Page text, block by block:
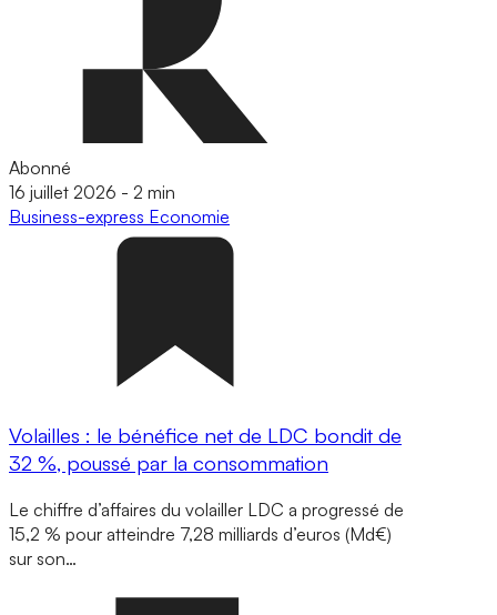
Abonné
16 juillet 2026 - 2 min
Business-express Economie
Volailles : le bénéfice net de LDC bondit de
32 %, poussé par la consommation
Le chiffre d’affaires du volailler LDC a progressé de
15,2 % pour atteindre 7,28 milliards d’euros (Md€)
sur son…